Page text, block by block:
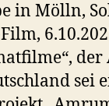
in Mölln,
der
sei